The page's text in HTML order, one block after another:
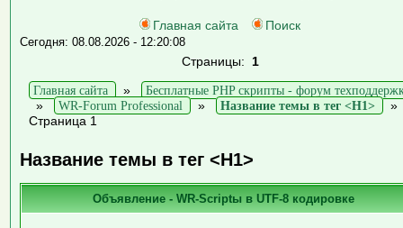
Главная сайта Поиск
Сегодня: 08.08.2026 - 12:20:08
Страницы: 1
Главная сайта
»
Бесплатные PHP скрипты - форум
»
WR-Forum Professional » Название темы в тег <H1>
Страница 1
Название темы в тег <H1>
Объявление - WR-Scriptы в UTF-8 кодировке